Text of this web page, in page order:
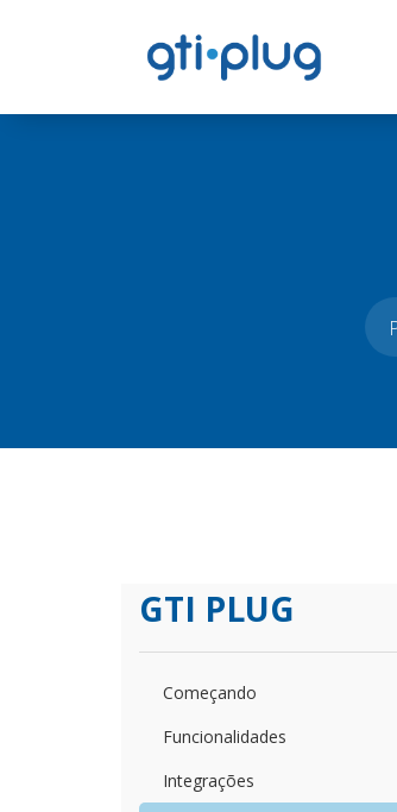
GTI PLUG
Começando
Funcionalidades
Integrações